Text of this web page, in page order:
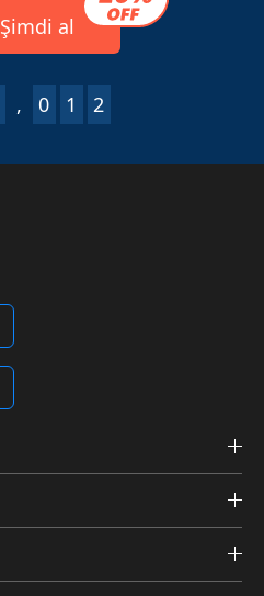
Şimdi al
, 0 1 7